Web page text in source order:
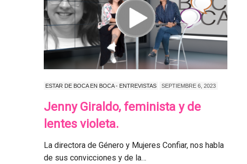
ESTAR DE BOCA EN BOCA - ENTREVISTAS SEPTIEMBRE 6, 2023
Jenny Giraldo, feminista y de
lentes violeta.
La directora de Género y Mujeres Confiar, nos habla
de sus convicciones y de la…